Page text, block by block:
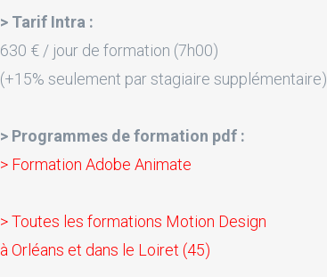
> Tarif Intra :
630 € / jour de formation (7h00)
(+15% seulement par stagiaire supplémentaire)
> Programmes de formation pdf :
> Formation Adobe Animate
> Toutes les formations Motion Design
à Orléans et dans le Loiret (45)